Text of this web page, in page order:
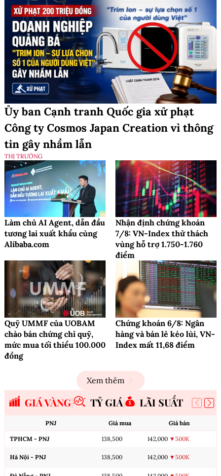
Ủy ban Cạnh tranh Quốc gia xử phạt
Công ty Cosmos Japan Creation vì thông
tin gây nhầm lẫn
THỊ TRƯỜNG
Làm chủ AI Agent, dẫn đầu
tương lai xuất khẩu cùng
Alibaba.com
Nhận định chứng khoán
7/8: VN-Index thử thách
vùng hỗ trợ 1.750-1.760
điểm
Quỹ UMMF của UOBAM
chào bán chứng chỉ quỹ,
mức mua tối thiểu 100.000
đồng
Chứng khoán 6/8: Ngân
hàng và bán lẻ kéo lùi, VN-
Index mất 11,68 điểm
Xem thêm
GIÁ VÀNG TỶ GIÁ LÃI SUẤT
PNJ Giá mua Giá bán
TPHCM - PNJ 138,500 142,000 ▼500K
Hà Nội - PNJ 138,500 142,000 ▼500K